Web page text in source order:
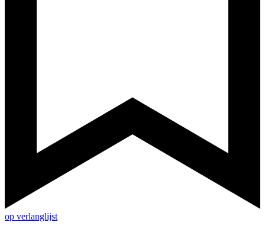
op verlanglijst